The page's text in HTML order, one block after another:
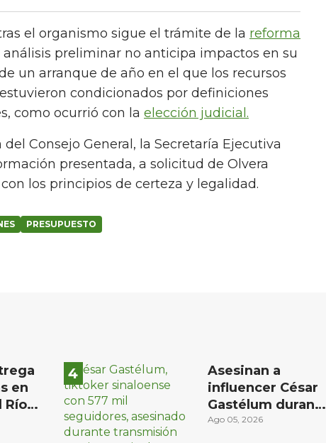
el organismo sigue el trámite de la reforma
análisis preliminar no anticipa impactos en su
un arranque de año en el que los recursos
condicionados por definiciones
como ocurrió con la elección judicial.
Consejo General, la Secretaría Ejecutiva
presentada, a solicitud de Olvera
los principios de certeza y legalidad.
PRESUPUESTO
en
Río a
Asesinan a
influencer César
Gastélum durante
transmisión en
Ago 05, 2026